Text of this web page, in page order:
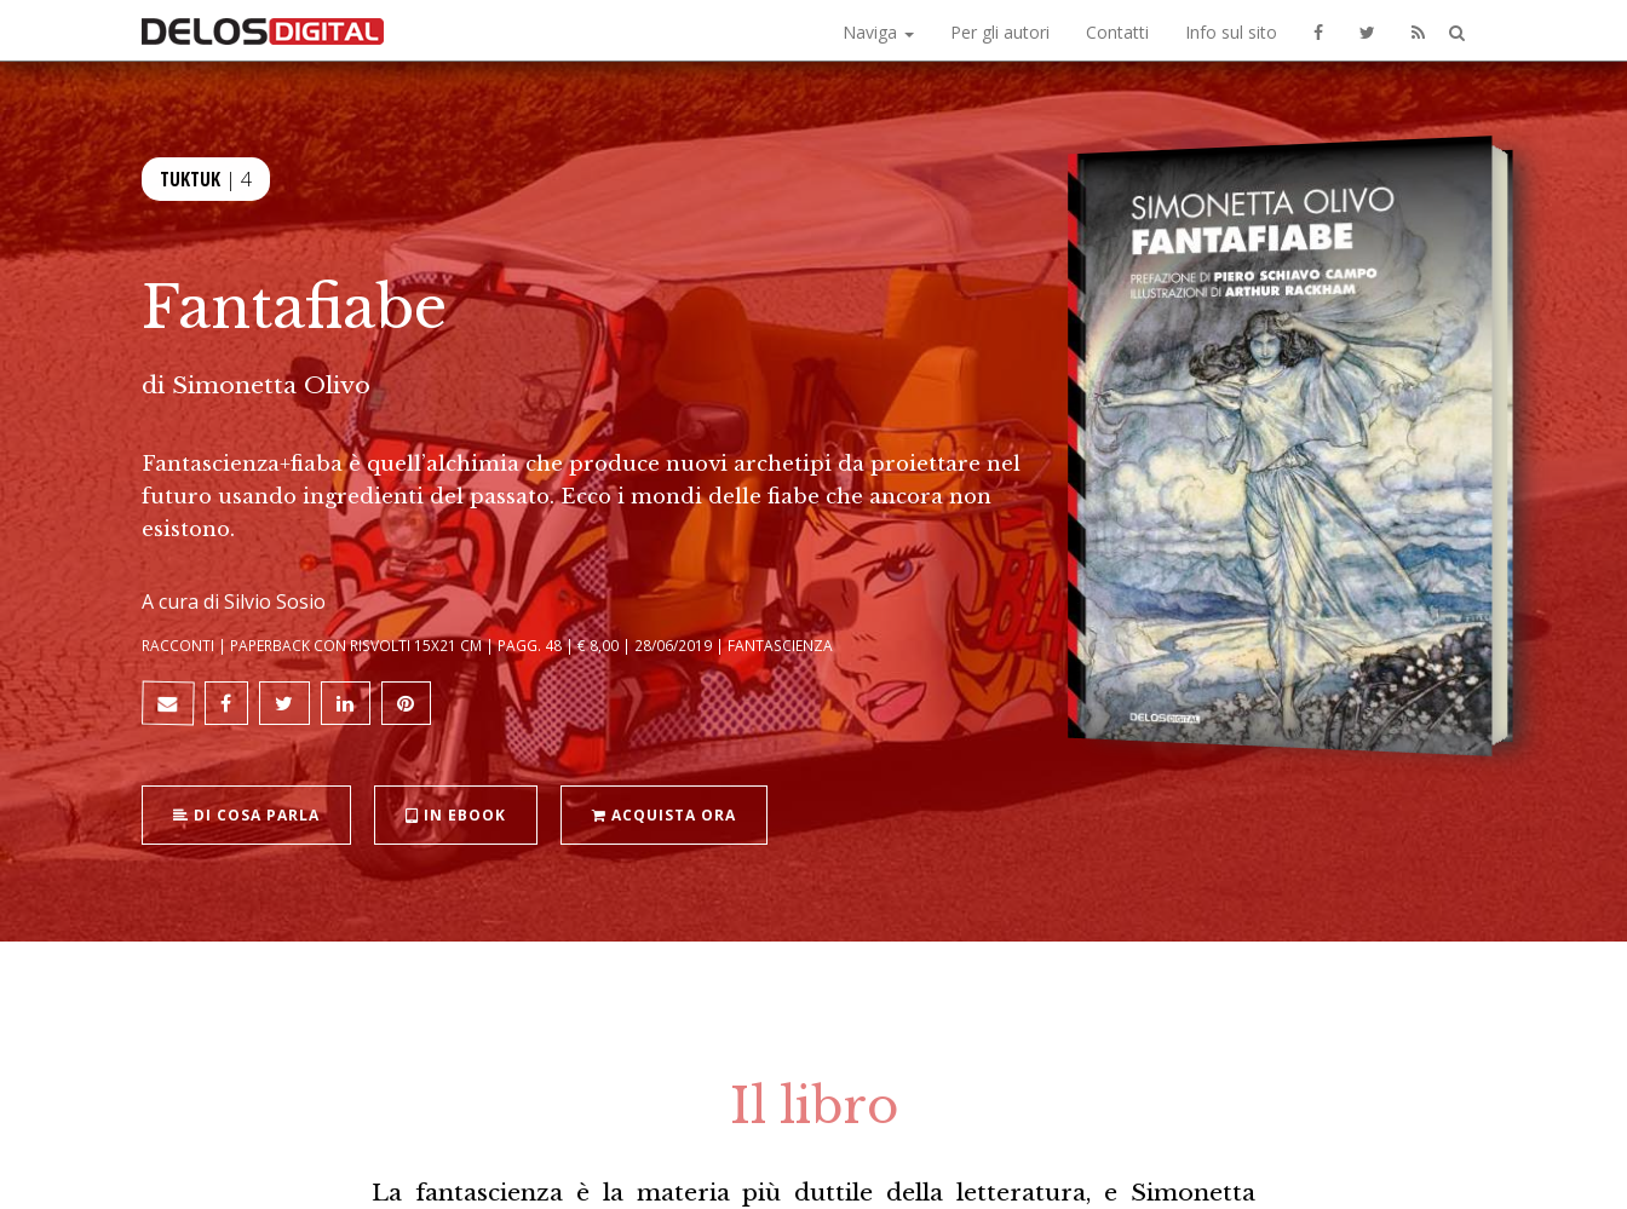
Naviga Per gli autori Contatti Info sul sito
TUKTUK | 4
Fantafiabe
di Simonetta Olivo
Fantascienza+fiaba è quell’alchimia che produce nuovi archetipi da proiettare nel
futuro usando ingredienti del passato. Ecco i mondi delle fiabe che ancora non
esistono.
A cura di Silvio Sosio
RACCONTI | PAPERBACK CON RISVOLTI 15X21 CM | PAGG. 48 | € 8,00 | 28/06/2019 | FANTASCIENZA
DI COSA PARLA IN EBOOK ACQUISTA ORA
Il libro
La fantascienza è la materia più duttile della letteratura, e Simonetta